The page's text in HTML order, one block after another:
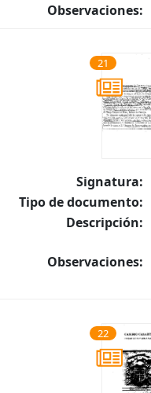
Observaciones:
21
Signatura:
Tipo de documento:
Descripción:
Observaciones:
22